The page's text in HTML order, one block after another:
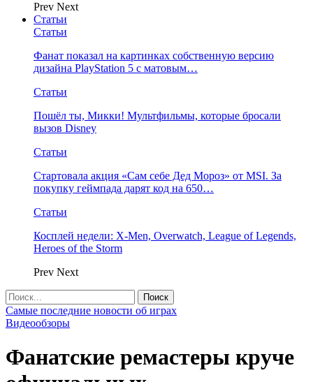
Prev Next
Статьи
Статьи
Фанат показал на картинках собственную версию
дизайна PlayStation 5 с матовым…
Статьи
Пошёл ты, Микки! Мультфильмы, которые бросали
вызов Disney
Статьи
Стартовала акция «Сам себе Дед Мороз» от MSI. За
покупку геймпада дарят код на 650…
Статьи
Косплей недели: X-Men, Overwatch, League of Legends,
Heroes of the Storm
Prev Next
Самые последние новости об играх
Видеообзоры
Фанатские ремастеры круче